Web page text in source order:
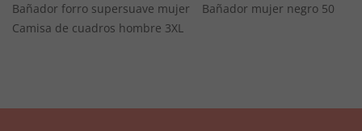
Bañador forro supersuave mujer
Bañador mujer negro 50
Camisa de cuadros hombre 3XL